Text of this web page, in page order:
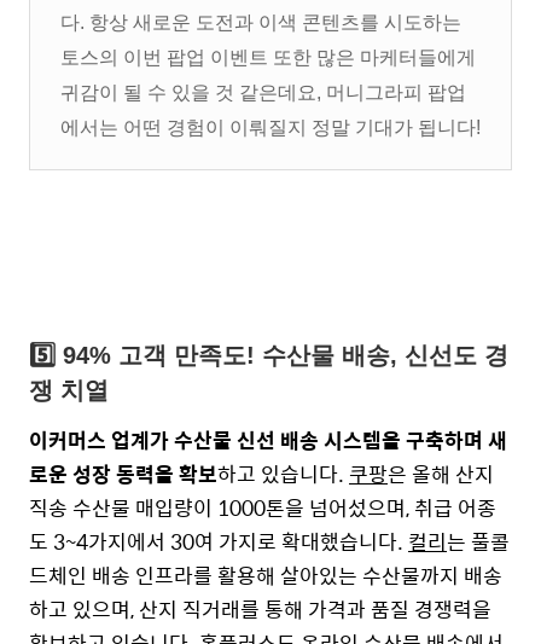
다. 항상 새로운 도전과 이색 콘텐츠를 시도하는
토스의 이번 팝업 이벤트 또한 많은 마케터들에게
귀감이 될 수 있을 것 같은데요, 머니그라피 팝업
에서는 어떤 경험이 이뤄질지 정말 기대가 됩니다!
5️⃣ 94% 고객 만족도! 수산물 배송, 신선도 경
쟁 치열
이커머스 업계가 수산물 신선 배송 시스템을 구축하며 새
로운 성장 동력을 확보하고 있습니다. 쿠팡은 올해 산지
직송 수산물 매입량이 1000톤을 넘어섰으며, 취급 어종
도 3~4가지에서 30여 가지로 확대했습니다. 컬리는 풀콜
드체인 배송 인프라를 활용해 살아있는 수산물까지 배송
하고 있으며, 산지 직거래를 통해 가격과 품질 경쟁력을